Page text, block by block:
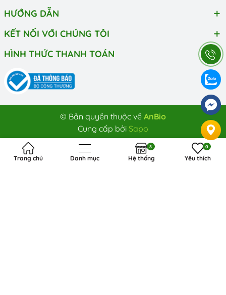
HƯỚNG DẪN
KẾT NỐI VỚI CHÚNG TÔI
HÌNH THỨC THANH TOÁN
© Bản quyền thuộc về AnBio
Cung cấp bởi Sapo
Trang chủ Danh mục
8
Hệ thống
0
Yêu thích